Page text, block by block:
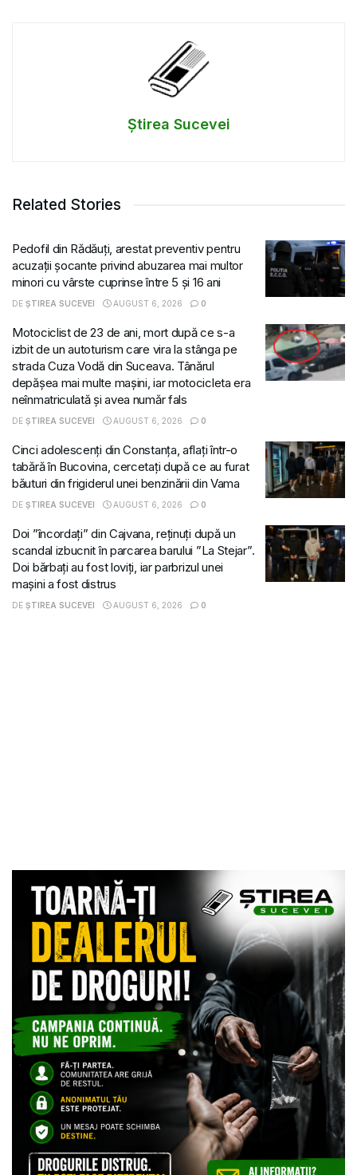
Știrea Sucevei
Related Stories
Pedofil din Rădăuți, arestat preventiv pentru
acuzații șocante privind abuzarea mai multor
minori cu vârste cuprinse între 5 și 16 ani
DE ȘTIREA SUCEVEI AUGUST 6, 2026 0
Motociclist de 23 de ani, mort după ce s-a
izbit de un autoturism care vira la stânga pe
strada Cuza Vodă din Suceava. Tânărul
depășea mai multe mașini, iar motocicleta era
neînmatriculată și avea număr fals
DE ȘTIREA SUCEVEI AUGUST 6, 2026 0
Cinci adolescenți din Constanța, aflați într-o
tabără în Bucovina, cercetați după ce au furat
băuturi din frigiderul unei benzinării din Vama
DE ȘTIREA SUCEVEI AUGUST 6, 2026 0
Doi ”încordați” din Cajvana, reținuți după un
scandal izbucnit în parcarea barului ”La Stejar”.
Doi bărbați au fost loviți, iar parbrizul unei
mașini a fost distrus
DE ȘTIREA SUCEVEI AUGUST 6, 2026 0